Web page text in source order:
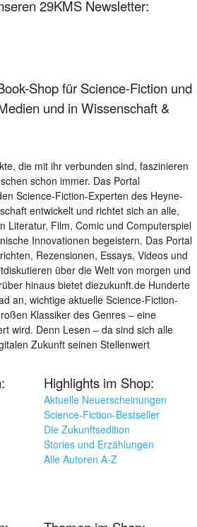
29KMS Newsletter:
Shop für Science-Fiction und
und in Wissenschaft &
die mit ihr verbunden sind, faszinieren
schon immer. Das Portal
Science-Fiction-Experten des Heyne-
entwickelt und richtet sich an alle,
Literatur, Film, Comic und Computerspiel
Innovationen begeistern. Das Portal
Rezensionen, Essays, Videos und
über die Welt von morgen und
hinaus bietet diezukunft.de Hunderte
an, wichtige aktuelle Science-Fiction-
Klassiker des Genres – eine
wird. Denn Lesen – da sind sich alle
Zukunft seinen Stellenwert
Highlights im Shop:
Aktuelle Neuerscheinungen
Science-Fiction-Bestseller
Die Zukunftsedition
Stories und Erzählungen
Alle Autoren A-Z